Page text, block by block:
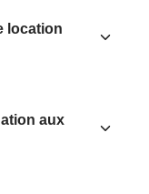
location
aux